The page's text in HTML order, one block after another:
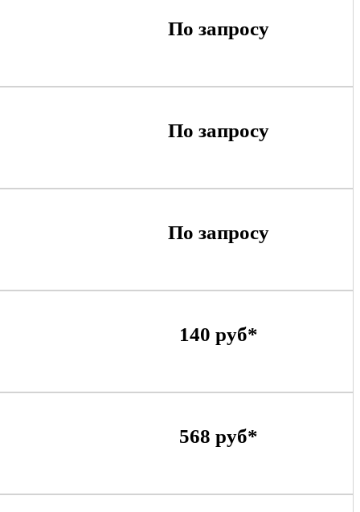
По запросу
По запросу
По запросу
140 руб*
568 руб*